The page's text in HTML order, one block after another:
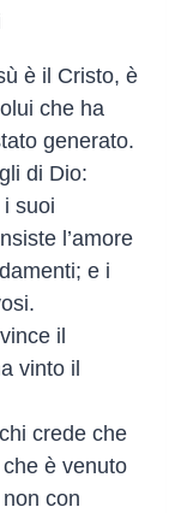
è il Cristo, è
che ha
generato.
di Dio:
suoi
l’amore
e i
il
vinto il
crede che
è venuto
con